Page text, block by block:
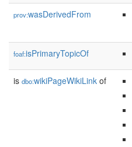
prov:wasDerivedFrom
foaf:isPrimaryTopicOf
is dbo:wikiPageWikiLink of